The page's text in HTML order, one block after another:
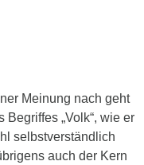
Meinung nach geht
„Volk“, wie er
selbstverständlich
auch der Kern